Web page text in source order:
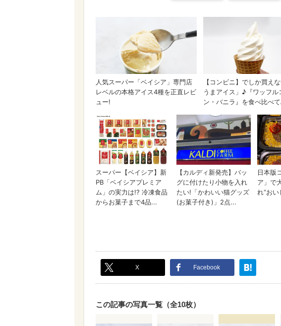
X Facebook
この記事の写真一覧（全10枚）